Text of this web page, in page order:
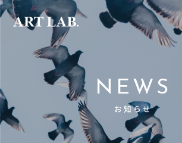
NEWS
お知らせ